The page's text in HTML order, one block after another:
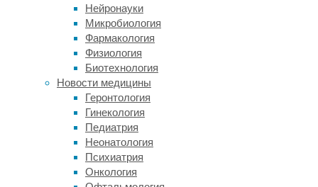
Нейронауки
Микробиология
Фармакология
Физиология
Биотехнология
Новости медицины
Геронтология
Гинекология
Педиатрия
Неонатология
Психиатрия
Онкология
статье,
опубликованной
журнале
iScience.
Мегацерины
(большерогие
олени)
были
яркими
представителями